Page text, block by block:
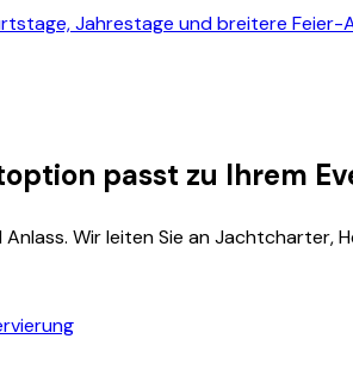
Jahrestage und breitere
passt zu Ihrem
Anlass. Wir leiten Sie an